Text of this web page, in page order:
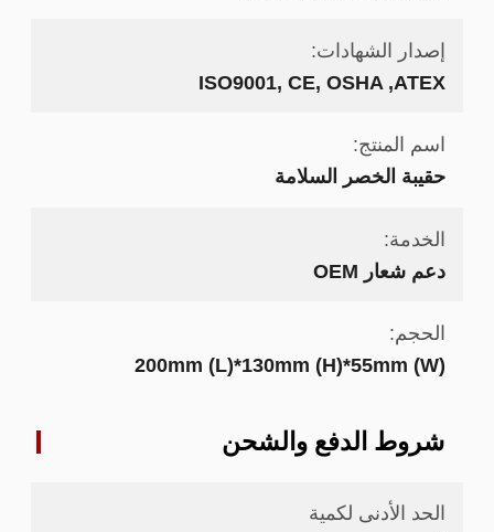
إصدار الشهادات:
ISO9001, CE, OSHA ,ATEX
اسم المنتج:
حقيبة الخصر السلامة
الخدمة:
دعم شعار OEM
الحجم:
200mm (L)*130mm (H)*55mm (W)
شروط الدفع والشحن
الحد الأدنى لكمية